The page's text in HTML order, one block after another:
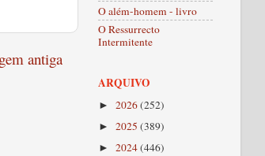
antiga
O além-homem - livro
O Ressurrecto
Intermitente
ARQUIVO
► 2026(252)
► 2025 (389)
► 2024(446)